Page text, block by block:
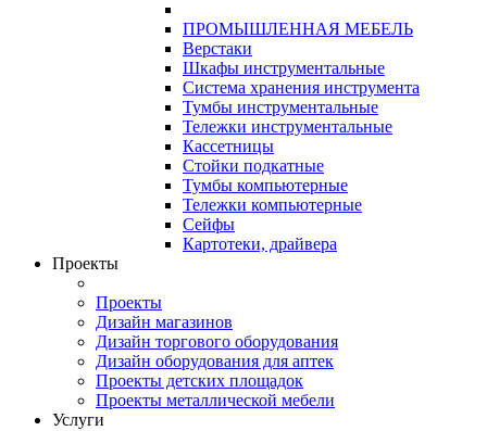
ПРОМЫШЛЕННАЯ МЕБЕЛЬ
Верстаки
Шкафы инструментальные
Система хранения инструмента
Тумбы инструментальные
Тележки инструментальные
Кассетницы
Стойки подкатные
Тумбы компьютерные
Тележки компьютерные
Сейфы
Картотеки, драйвера
Проекты
Проекты
Дизайн магазинов
Дизайн торгового оборудования
Дизайн оборудования для аптек
Проекты детских площадок
Проекты металлической мебели
Услуги